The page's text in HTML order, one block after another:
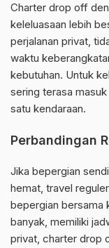
Charter drop off
keleluasaan lebih
perjalanan privat,
waktu
kebutuhan. Untuk
sering terasa
satu kendaraan.
Perbandingan
Jika bepergian
hemat, travel
bepergian bersama
banyak, memiliki
privat, charter drop